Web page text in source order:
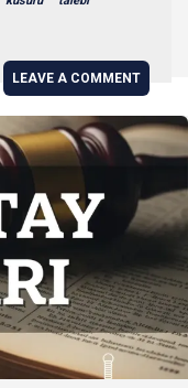
LEAVE A COMMENT